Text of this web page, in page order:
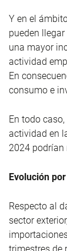
Y en el
pueden
una mayor
actividad
En
consumo e
En todo
actividad en
2024 podrían
Evolución
Respecto al
sector